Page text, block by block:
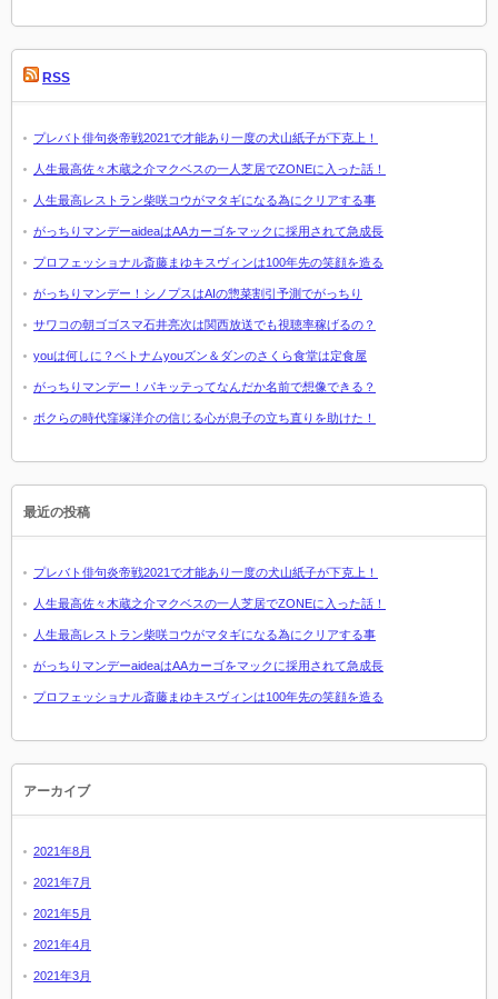
RSS
プレバト俳句炎帝戦2021で才能あり一度の犬山紙子が下克上！
人生最高佐々木蔵之介マクベスの一人芝居でZONEに入った話！
人生最高レストラン柴咲コウがマタギになる為にクリアする事
がっちりマンデーaideaはAAカーゴをマックに採用されて急成長
プロフェッショナル斎藤まゆキスヴィンは100年先の笑顔を造る
がっちりマンデー！シノプスはAIの惣菜割引予測でがっちり
サワコの朝ゴゴスマ石井亮次は関西放送でも視聴率稼げるの？
youは何しに？ベトナムyouズン＆ダンのさくら食堂は定食屋
がっちりマンデー！パキッテってなんだか名前で想像できる？
ボクらの時代窪塚洋介の信じる心が息子の立ち直りを助けた！
最近の投稿
プレバト俳句炎帝戦2021で才能あり一度の犬山紙子が下克上！
人生最高佐々木蔵之介マクベスの一人芝居でZONEに入った話！
人生最高レストラン柴咲コウがマタギになる為にクリアする事
がっちりマンデーaideaはAAカーゴをマックに採用されて急成長
プロフェッショナル斎藤まゆキスヴィンは100年先の笑顔を造る
アーカイブ
2021年8月
2021年7月
2021年5月
2021年4月
2021年3月